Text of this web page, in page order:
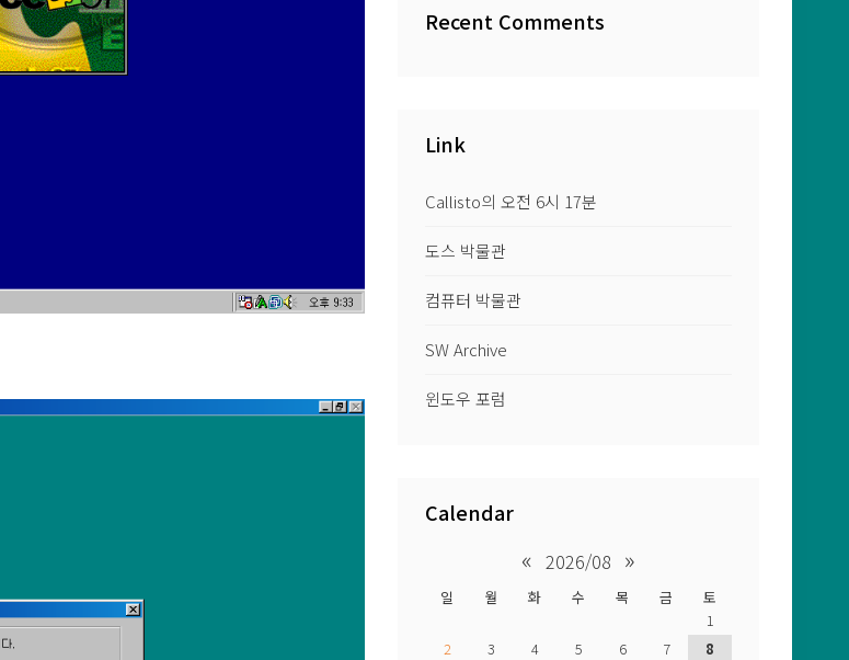
Recent Comments
Link
Callisto의 오전 6시 17분
도스 박물관
컴퓨터 박물관
SW Archive
윈도우 포럼
Calendar
« 2026/08 »
일 월 화 수 목 금
토
1
2
3 4 5 6 7
8